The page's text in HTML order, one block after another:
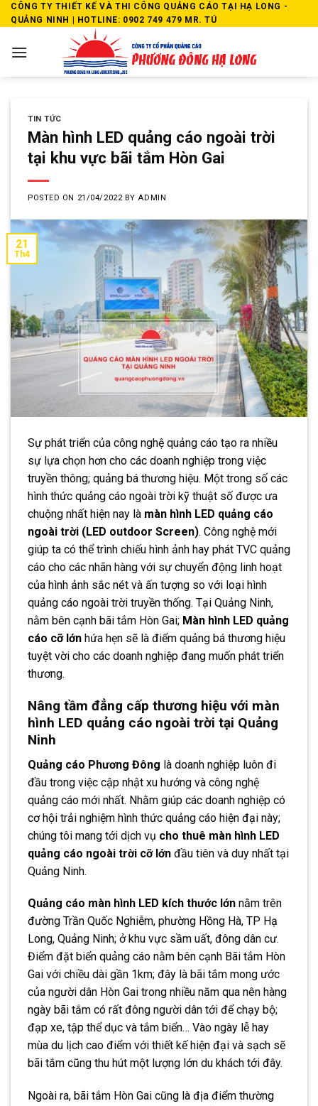
Skip
to
CÔNG TY THIẾT KẾ VÀ THI CÔNG QUẢNG CÁO TẠI HẠ LONG -
QUẢNG NINH | HOTLINE: 0902 749 479 MR. TÚ
TIN TỨC
Màn hình LED quảng cáo ngoài trời
tại khu vực bãi tắm Hòn Gai
POSTED ON 21/04/2022 BY ADMIN
21
Th4
Sự phát triển của công nghệ quảng cáo tạo ra nhiều
sự lựa chọn hơn cho các doanh nghiệp trong việc
truyền thông; quảng bá thương hiệu. Một trong số các
hình thức quảng cáo ngoài trời kỹ thuật số được ưa
chuộng nhất hiện nay là màn hình LED quảng cáo
ngoài trời (LED outdoor Screen). Công nghệ mới
giúp ta có thể trình chiếu hình ảnh hay phát TVC quảng
cáo cho các nhãn hàng với sự chuyển động linh hoạt
của hình ảnh sắc nét và ấn tượng so với loại hình
quảng cáo ngoài trời truyền thống. Tại Quảng Ninh,
nằm bên cạnh bãi tắm Hòn Gai; Màn hình LED quảng
cáo cỡ lớn hứa hẹn sẽ là điểm quảng bá thương hiệu
tuyệt vời cho các doanh nghiệp đang muốn phát triển
thương.
Nâng tầm đẳng cấp thương hiệu với màn
hình LED quảng cáo ngoài trời tại Quảng
Ninh
Quảng cáo Phương Đông là doanh nghiệp luôn đi
đầu trong việc cập nhật xu hướng và công nghệ
quảng cáo mới nhất. Nhằm giúp các doanh nghiệp có
cơ hội trải nghiệm hình thức quảng cáo hiện đại này;
chúng tôi mang tới dịch vụ cho thuê màn hình LED
quảng cáo ngoài trời cỡ lớn đầu tiên và duy nhất tại
Quảng Ninh.
Quảng cáo màn hình LED kích thước lớn nằm trên
đường Trần Quốc Nghiễm, phường Hồng Hà, TP Hạ
Long, Quảng Ninh; ở khu vực sầm uất, đông dân cư.
Điểm đặt biển quảng cáo nằm bên cạnh Bãi tắm Hòn
Gai với chiều dài gần 1km; đây là bãi tắm mong ước
của người dân Hòn Gai trong nhiều năm qua nên hàng
ngày bãi tắm có rất đông người dân tới để chạy bộ;
đạp xe, tập thể dục và tắm biển… Vào ngày lễ hay
mùa du lịch cao điểm với thiết kế hiện đại và sạch sẽ
bãi tắm cũng thu hút một lượng lớn du khách tới đây.
Ngoài ra, bãi tắm Hòn Gai cũng là địa điểm thường